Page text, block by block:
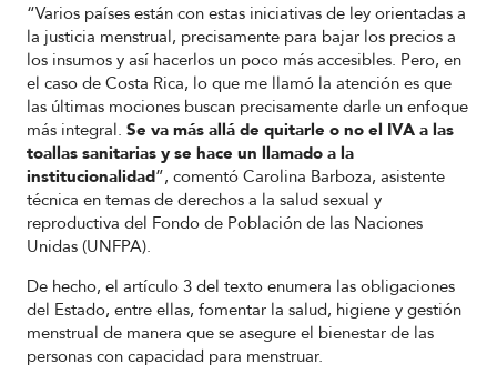
“Varios países están con estas iniciativas de ley orientadas a
la justicia menstrual, precisamente para bajar los precios a
los insumos y así hacerlos un poco más accesibles. Pero, en
el caso de Costa Rica, lo que me llamó la atención es que
las últimas mociones buscan precisamente darle un enfoque
más integral. Se va más allá de quitarle o no el IVA a las
toallas sanitarias y se hace un llamado a la
institucionalidad”, comentó Carolina Barboza, asistente
técnica en temas de derechos a la salud sexual y
reproductiva del Fondo de Población de las Naciones
Unidas (UNFPA).
De hecho, el artículo 3 del texto enumera las obligaciones
del Estado, entre ellas, fomentar la salud, higiene y gestión
menstrual de manera que se asegure el bienestar de las
personas con capacidad para menstruar.